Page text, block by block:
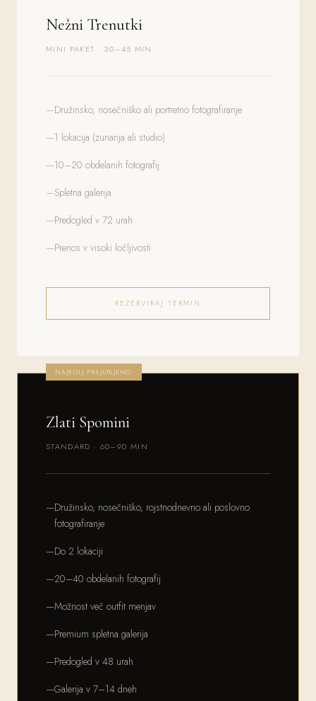
Nežni Trenutki
MINI PAKET · 30–45 MIN
Družinsko, nosečniško ali portretno fotografiranje
1 lokacija (zunanja ali studio)
10–20 obdelanih fotografij
Spletna galerija
Predogled v 72 urah
Prenos v visoki ločljivosti
REZERVIRAJ TERMIN
NAJBOLJ PRILJUBLJENO
Zlati Spomini
STANDARD · 60–90 MIN
Družinsko, nosečniško, rojstnodnevno ali poslovno
fotografiranje
Do 2 lokaciji
20–40 obdelanih fotografij
Možnost več outfit menjav
Premium spletna galerija
Predogled v 48 urah
Galerija v 7–14 dneh